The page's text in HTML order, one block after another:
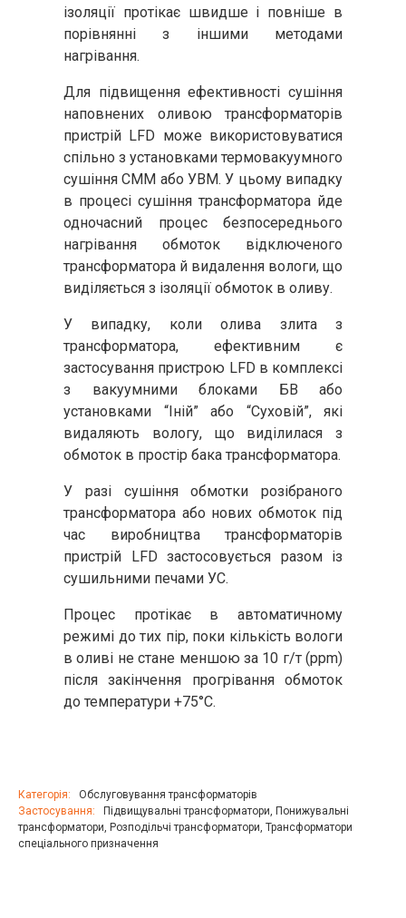
ізоляції протікає швидше і повніше в
порівнянні з іншими методами
нагрівання.
Для підвищення ефективності сушіння
наповнених оливою
трансформаторів
пристрій LFD може використовуватися
спільно з установками термовакуумного
сушіння СММ або УВМ. У цьому випадку
в процесі сушіння трансформатора йде
одночасний процес безпосереднього
нагрівання обмоток відключеного
трансформатора й видалення вологи, що
виділяється з ізоляції обмоток в оливу.
У випадку, коли олива злита з
трансформатора, ефективним є
застосування пристрою LFD в комплексі
з вакуумними блоками БВ або
установками “Іній” або “Суховій”, які
видаляють вологу, що виділилася з
обмоток в простір бака трансформатора.
У разі сушіння обмотки розібраного
трансформатора або нових обмоток під
час виробництва трансформаторів
пристрій LFD застосовується разом із
сушильними печами УС.
Процес протікає в автоматичному
режимі до тих пір, поки кількість вологи
в оливі не стане меншою за 10 г/т (ppm)
після закінчення прогрівання обмоток
до температури +75°С.
Категорія:
Обслуговування трансформаторів
Застосування:
Підвищувальні трансформатори, Понижувальні
трансформатори, Розподільчі трансформатори, Трансформатори
спеціального призначення